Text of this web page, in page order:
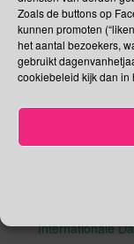
Zoals de buttons op
kunnen promoten
het aantal bezoekers,
gebruikt
cookiebeleid kijk dan in
F
a
c
e
b
k
T
wi
tt
er
Augustus
30 augustus
Internationale